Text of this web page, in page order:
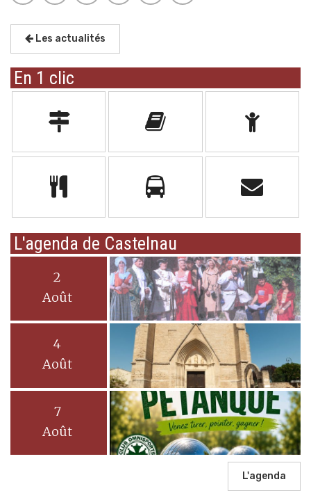
Les actualités
En 1 clic
L'agenda de Castelnau
2
Août
4
Août
7
Août
L'agenda